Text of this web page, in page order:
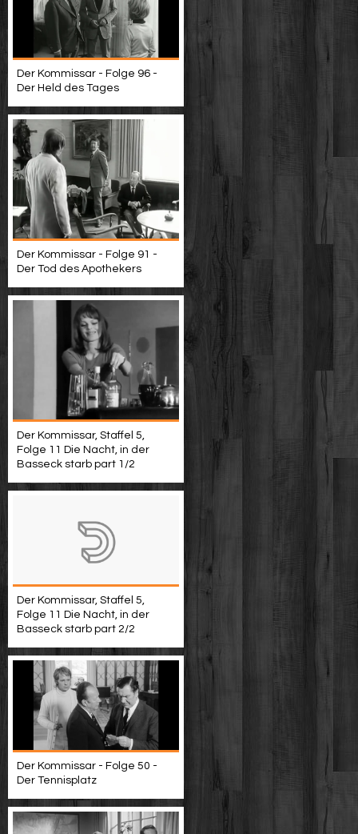
Der Kommissar - Folge 96 -
Der Held des Tages
Der Kommissar - Folge 91 -
Der Tod des Apothekers
Der Kommissar, Staffel 5,
Folge 11 Die Nacht, in der
Basseck starb part 1/2
Der Kommissar, Staffel 5,
Folge 11 Die Nacht, in der
Basseck starb part 2/2
Der Kommissar - Folge 50 -
Der Tennisplatz